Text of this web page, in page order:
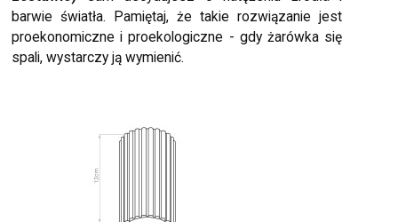
barwie światła. Pamiętaj, że takie rozwiązanie jest
proekonomiczne i proekologiczne - gdy żarówka się
spali, wystarczy ją wymienić.